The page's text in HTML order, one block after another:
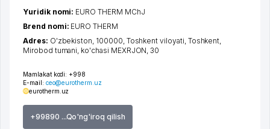
Mamlakat kodi: +998
E-mail: ceo@eurotherm.uz
eurotherm.uz
+99890 ...Qo'ng'iroq qilish
Yuridik nomi: EURO THERM MChJ
Brend nomi: EURO THERM
Adres: O'zbekiston, 100000, Toshkent viloyati, Toshkent,
Mirobod tumani, ko'chasi MEXRJON, 30